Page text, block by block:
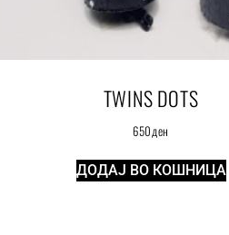
TWINS DOTS
650ден
ДОДАЈ ВО КОШНИЦА